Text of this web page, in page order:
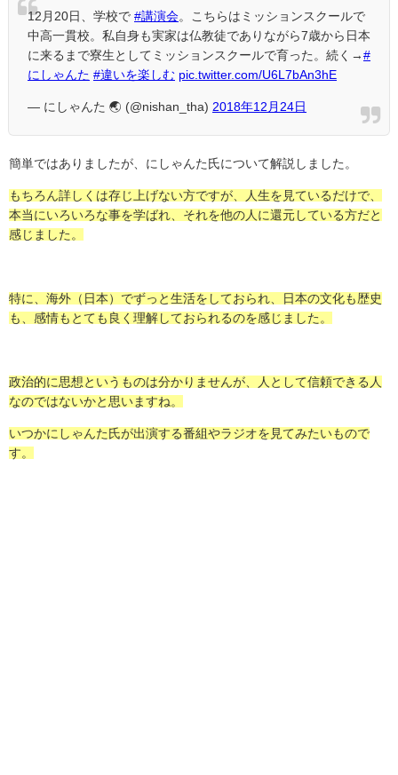
12月20日、学校で #講演会。こちらはミッションスクールで
中高一貫校。私自身も実家は仏教徒でありながら7歳から日本
に来るまで寮生としてミッションスクールで育った。続く→ #
にしゃんた #違いを楽しむ pic.twitter.com/U6L7bAn3hE
— にしゃんた 🌏 (@nishan_tha) 2018年12月24日
簡単ではありましたが、にしゃんた氏について解説しました。
もちろん詳しくは存じ上げない方ですが、人生を見ているだけで、
本当にいろいろな事を学ばれ、それを他の人に還元している方だと
感じました。
特に、海外（日本）でずっと生活をしておられ、日本の文化も歴史
も、感情もとても良く理解しておられるのを感じました。
政治的に思想というものは分かりませんが、人として信頼できる人
なのではないかと思いますね。
いつかにしゃんた氏が出演する番組やラジオを見てみたいもので
す。